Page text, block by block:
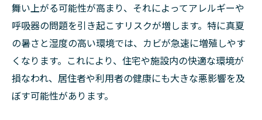
舞い上がる可能性が高まり、それによってアレルギーや
呼吸器の問題を引き起こすリスクが増します。特に真夏
の暑さと湿度の高い環境では、カビが急速に増殖しやす
くなります。これにより、住宅や施設内の快適な環境が
損なわれ、居住者や利用者の健康にも大きな悪影響を及
ぼす可能性があります。